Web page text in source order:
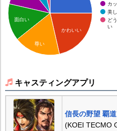
カ
美
ど
い
かわいい
面白い
尊い
キャスティングアプリ
信長の野望 覇道
(KOEI TECMO